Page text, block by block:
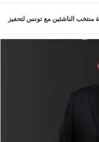
منتخب الناشئين مع تونس لتحفيز